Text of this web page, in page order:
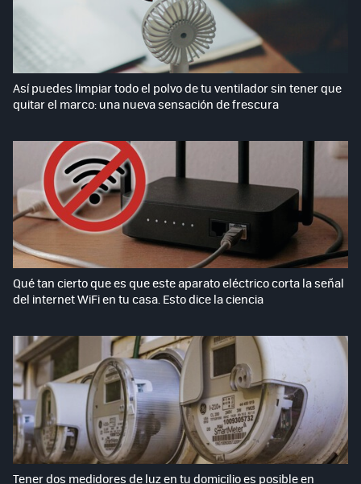
Así puedes limpiar todo el polvo de tu ventilador sin tener que
quitar el marco: una nueva sensación de frescura
Qué tan cierto que es que este aparato eléctrico corta la señal
del internet WiFi en tu casa. Esto dice la ciencia
Tener dos medidores de luz en tu domicilio es posible en